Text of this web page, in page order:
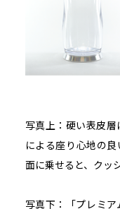
写真上：硬い表皮
による座り心地の
面に乗せると、クッ
写真下：「プレミア